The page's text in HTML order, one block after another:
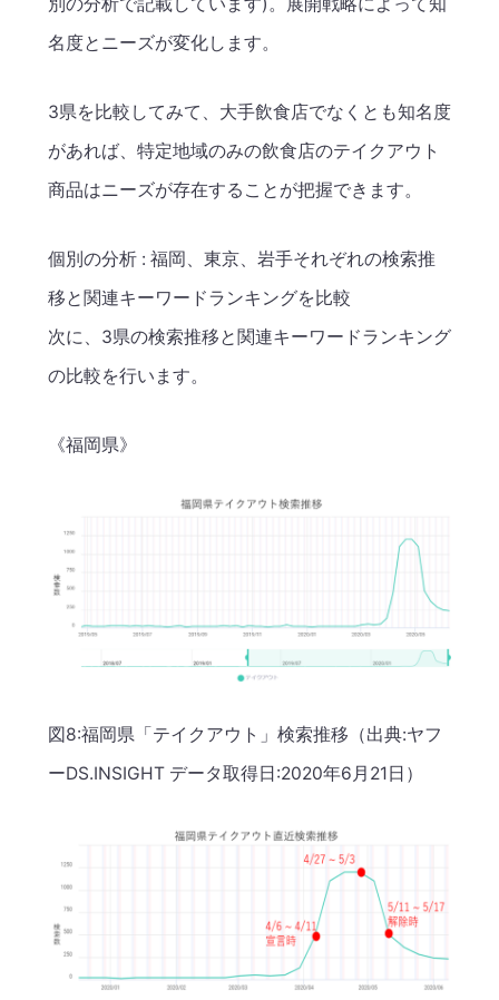
名度とニーズが変化します。
3県を比較してみて、大手飲食店でなくとも知名度
があれば、特定地域のみの飲食店のテイクアウト
商品はニーズが存在することが把握できます。
個別の分析 : 福岡、東京、岩手それぞれの検索推
移と関連キーワードランキングを比較
次に、3県の検索推移と関連キーワードランキング
の比較を行います。
《福岡県》
図8:福岡県「テイクアウト」検索推移（出典:ヤフ
ーDS.INSIGHT データ取得日:2020年6月21日）